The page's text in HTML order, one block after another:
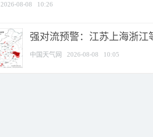
2026-08-08 10:26
强对流预警：江苏上海浙江
中国天气网 2026-08-08 10:05